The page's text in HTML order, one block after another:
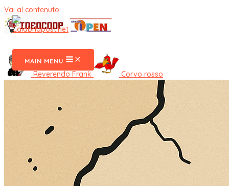
Vai al contenuto
MAIN MENU
Reverendo Frank Corvo rosso